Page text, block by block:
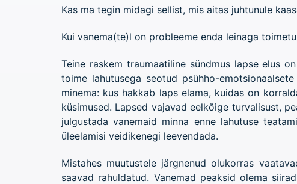
Kas ma tegin midagi sellist, mis aitas juhtunule
Kui vanema(te)l on probleeme enda leinaga
Teine raskem traumaatiline sündmus lapse elus
toime lahutusega seotud psühho-
minema: kus hakkab laps elama, kuidas on
küsimused. Lapsed vajavad eelkõige turvalisust,
julgustada vanemaid minna enne lahutuse
üleelamisi veidikenegi leevendada.
Mistahes muutustele järgnenud olukorras
saavad rahuldatud. Vanemad peaksid olema